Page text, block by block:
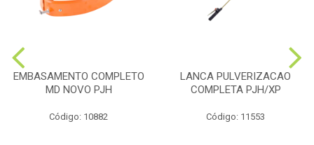
EMBASAMENTO COMPLETO
MD NOVO PJH
Código: 10882
LANCA PULVERIZACAO
COMPLETA PJH/XP
Código: 11553